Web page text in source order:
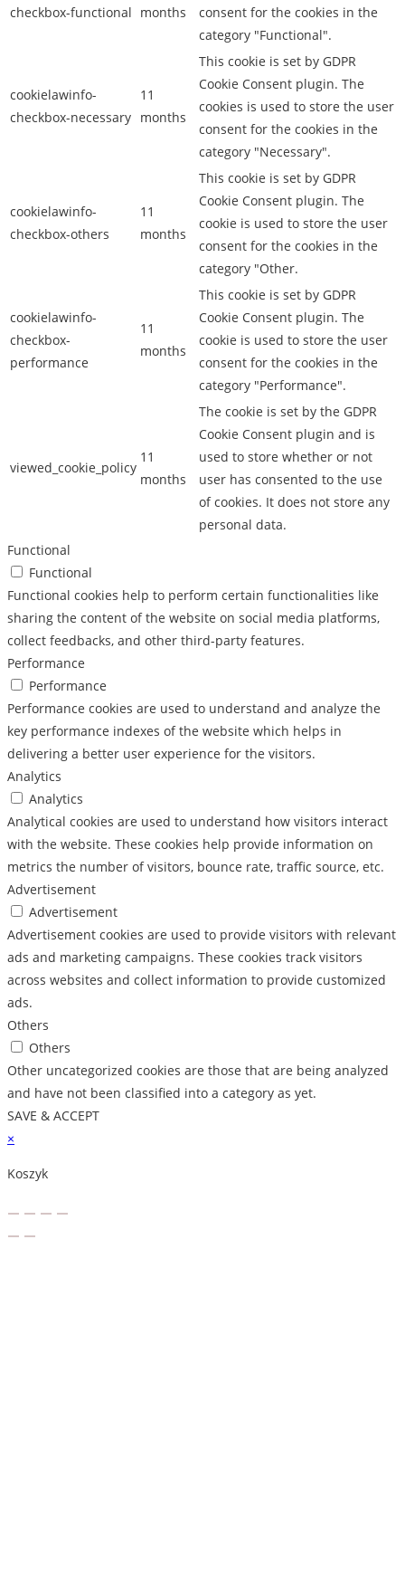
checkbox-functional months
consent for the cookies in the
category "Functional".
cookielawinfo-
checkbox-necessary
11
months
This cookie is set by GDPR
Cookie Consent plugin. The
cookies is used to store the user
consent for the cookies in the
category "Necessary".
cookielawinfo-
checkbox-others
11
months
This cookie is set by GDPR
Cookie Consent plugin. The
cookie is used to store the user
consent for the cookies in the
category "Other.
cookielawinfo-
checkbox-
performance
11
months
This cookie is set by GDPR
Cookie Consent plugin. The
cookie is used to store the user
consent for the cookies in the
category "Performance".
viewed_cookie_policy
11
months
The cookie is set by the GDPR
Cookie Consent plugin and is
used to store whether or not
user has consented to the use
of cookies. It does not store any
personal data.
Functional
Functional
Functional cookies help to perform certain functionalities like
sharing the content of the website on social media platforms,
collect feedbacks, and other third-party features.
Performance
Performance
Performance cookies are used to understand and analyze the
key performance indexes of the website which helps in
delivering a better user experience for the visitors.
Analytics
Analytics
Analytical cookies are used to understand how visitors interact
with the website. These cookies help provide information on
metrics the number of visitors, bounce rate, traffic source, etc.
Advertisement
Advertisement
Advertisement cookies are used to provide visitors with relevant
ads and marketing campaigns. These cookies track visitors
across websites and collect information to provide customized
ads.
Others
Others
Other uncategorized cookies are those that are being analyzed
and have not been classified into a category as yet.
SAVE & ACCEPT
×
Koszyk